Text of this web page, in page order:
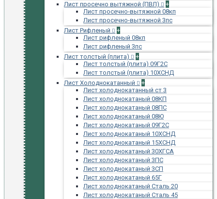
Лист просечно вытяжной (ПВЛ)
+
Лист просечно-вытяжной 08кп
Лист просечно-вытяжной 3пс
Лист Рифленый
+
Лист рифленый 08кп
Лист рифленый 3пс
Лист толстый (плита)
+
Лист толстый (плита) 09Г2С
Лист толстый (плита) 10ХСНД
Лист Холоднокатанный
+
Лист холоднокатанный ст 3
Лист холоднокатаный 08КП
Лист холоднокатаный 08ПС
Лист холоднокатаный 08Ю
Лист холоднокатаный 09Г2С
Лист холоднокатаный 10ХСНД
Лист холоднокатаный 15ХСНД
Лист холоднокатаный 30ХГСА
Лист холоднокатаный 3ПС
Лист холоднокатаный 3СП
Лист холоднокатаный 65Г
Лист холоднокатаный Сталь 20
Лист холоднокатаный Сталь 45